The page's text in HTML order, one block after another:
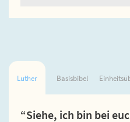
Luther Basisbibel
“Siehe, ich bin bei